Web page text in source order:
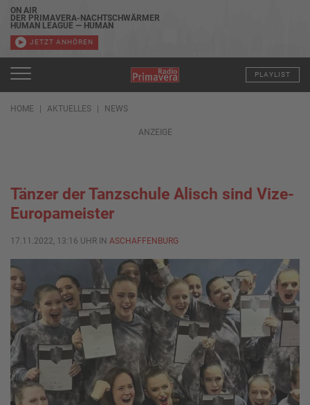
ON AIR
DER PRIMAVERA-NACHTSCHWÄRMER
HUMAN LEAGUE — HUMAN
JETZT ANHÖREN
PLAYLIST
HOME AKTUELLES NEWS
ANZEIGE
Tänzer der Tanzschule Alisch sind Vize-
Europameister
17.11.2022, 13:16 UHR IN ASCHAFFENBURG